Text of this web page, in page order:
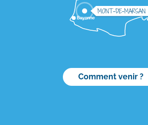
Bayonne
MONT-DE-MARSAN
Comment venir ?